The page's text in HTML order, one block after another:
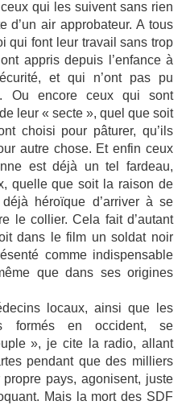
qui les suivent sans rien
d’un air approbateur. A tous
qui font leur travail sans trop
appris depuis l’enfance à
et qui n’ont pas pu
Ou encore ceux qui sont
leur « secte », quel que soit
choisi pour pâturer, qu’ils
autre chose. Et enfin ceux
est déjà un tel fardeau,
quelle que soit la raison de
héroïque d’arriver à se
le collier. Cela fait d’autant
dans le film un soldat noir
comme indispensable
que dans ses origines
locaux, ainsi que les
formés en occident, se
», je cite la radio, allant
pendant que des milliers
pays, agonisent, juste
Mais la mort des SDF